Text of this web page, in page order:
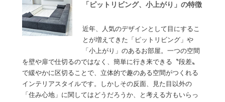
「ピットリビング、小上がり」の特徴
近年、人気のデザインとして目にするこ
とが増えてきた「ピットリビング」や
「小上がり」のあるお部屋。一つの空間
を壁や扉で仕切るのではなく、簡単に行き来できる〝段差〟
で緩やかに区切ることで、立体的で趣のある空間がつくれる
インテリアスタイルです。しかしその反面、見た目以外の
「住み心地」に関してはどうだろうか、と考える方もいらっ